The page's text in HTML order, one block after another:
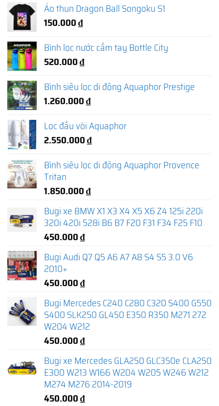
Áo thun Dragon Ball Songoku S1
150.000₫
Bình lọc nước cầm tay Bottle City
520.000₫
Bình siêu lọc di động Aquaphor Prestige
1.260.000₫
Lọc đầu vòi Aquaphor
2.550.000₫
Bình siêu lọc di động Aquaphor Provence
Tritan
1.850.000₫
Bugi xe BMW X1 X3 X4 X5 X6 Z4 125i 220i
320i 420i 528i B6 B7 F20 F31 F34 F25 F10
450.000₫
Bugi Audi Q7 Q5 A6 A7 A8 S4 S5 3.0 V6
2010+
450.000₫
Bugi Mercedes C240 C280 C320 S400 G550
S400 SLK250 GL450 E350 R350 M271 272
W204 W212
450.000₫
Bugi xe Mercedes GLA250 GLC350e CLA250
E300 W213 W166 W204 W205 W246 W212
M274 M276 2014-2019
450.000₫